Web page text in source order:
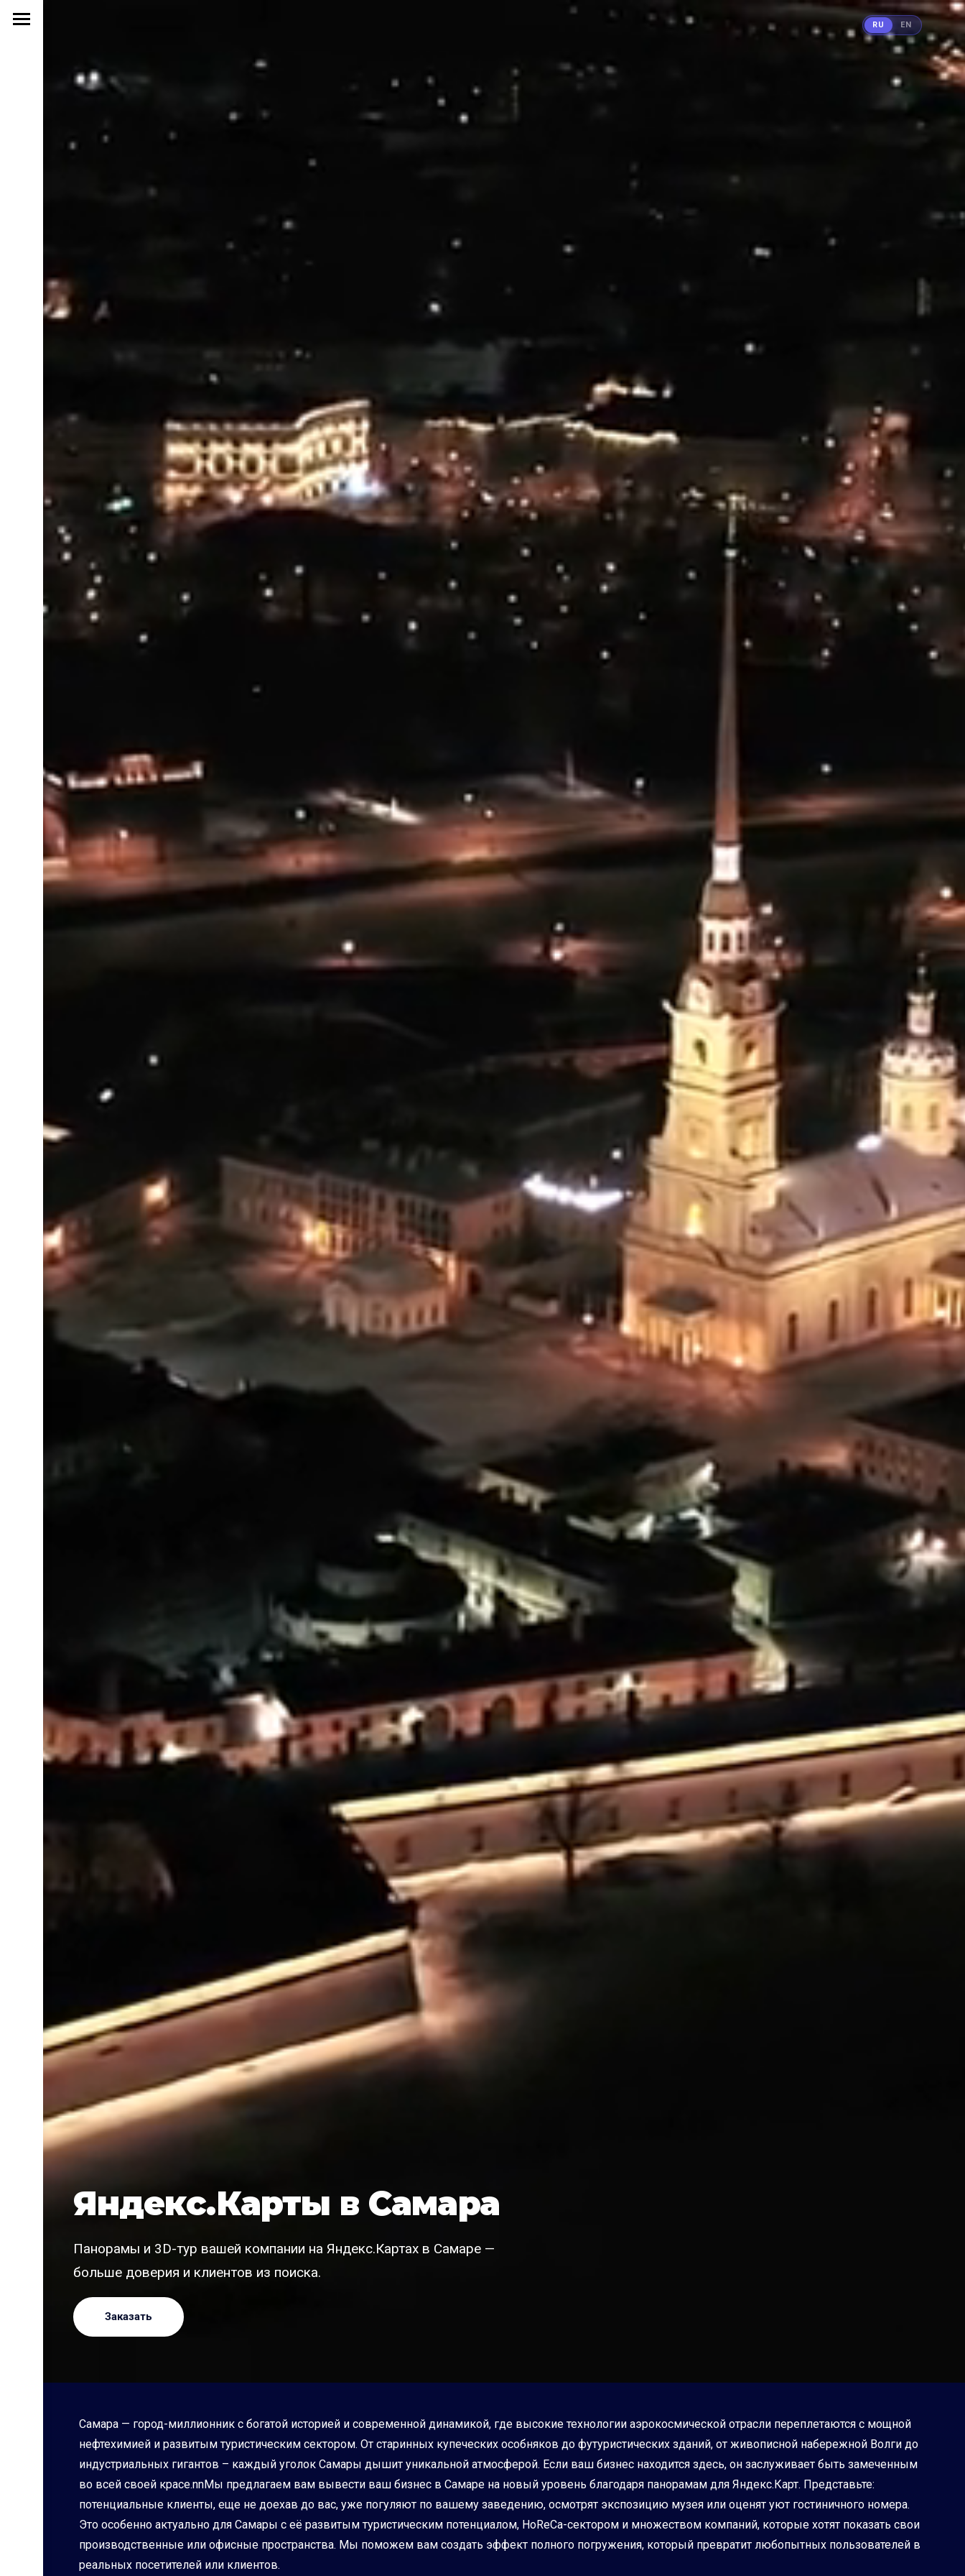
Яндекс.Карты в Самара
Панорамы и 3D-тур вашей компании на Яндекс.Картах в Самаре —
больше доверия и клиентов из поиска.
Заказать
Самара — город-миллионник с богатой историей и современной динамикой, где высокие технологии аэрокосмической отрасли переплетаются с мощной
нефтехимией и развитым туристическим сектором. От старинных купеческих особняков до футуристических зданий, от живописной набережной Волги до
индустриальных гигантов – каждый уголок Самары дышит уникальной атмосферой. Если ваш бизнес находится здесь, он заслуживает быть замеченным
во всей своей красе.nnМы предлагаем вам вывести ваш бизнес в Самаре на новый уровень благодаря панорамам для Яндекс.Карт. Представьте:
потенциальные клиенты, еще не доехав до вас, уже погуляют по вашему заведению, осмотрят экспозицию музея или оценят уют гостиничного номера.
Это особенно актуально для Самары с её развитым туристическим потенциалом, HoReCa-сектором и множеством компаний, которые хотят показать свои
производственные или офисные пространства. Мы поможем вам создать эффект полного погружения, который превратит любопытных пользователей в
реальных посетителей или клиентов.
RU EN